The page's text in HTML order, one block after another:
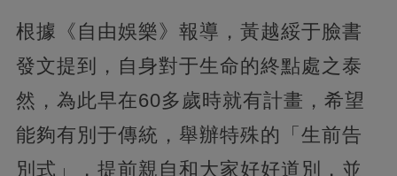
根據《自由娛樂》報導，黃越綏于臉書
發文提到，自身對于生命的終點處之泰
然，為此早在60多歲時就有計畫，希望
能夠有別于傳統，舉辦特殊的「生前告
別式」，提前親自和大家好好道別，並